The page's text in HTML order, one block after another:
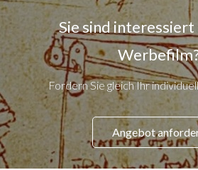
Sie sind interessiert
Fordern Sie gleich Ihr
Angebot